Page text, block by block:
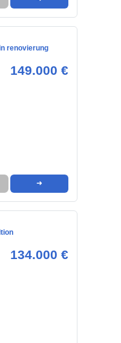
renovierung
149.000 €
➜
134.000 €